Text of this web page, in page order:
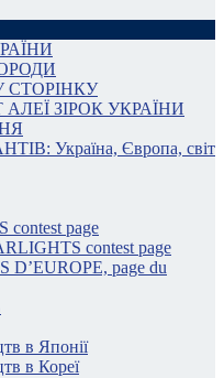
СТОРІНКУ
ЗІРОК УКРАЇНИ
Україна, Європа, світ
contest page
contest page
D’EUROPE, page du
в Японії
в Кореї